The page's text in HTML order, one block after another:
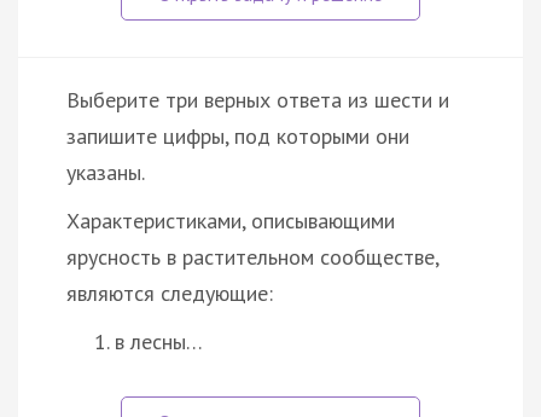
Выберите три верных ответа из шести и
запишите цифры, под которыми они
указаны.
Характеристиками, описывающими
ярусность в растительном сообществе,
являются следующие:
в лесны…